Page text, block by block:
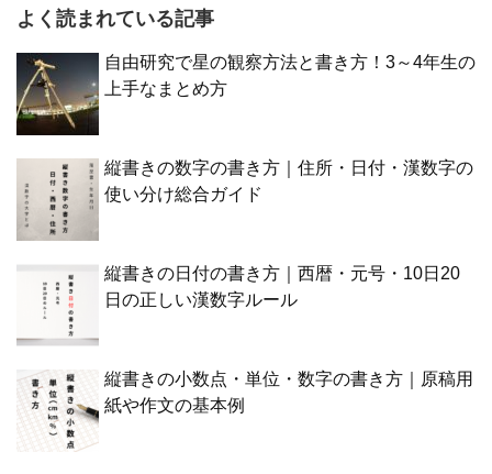
よく読まれている記事
自由研究で星の観察方法と書き方！3～4年生の
上手なまとめ方
縦書きの数字の書き方｜住所・日付・漢数字の
使い分け総合ガイド
縦書きの日付の書き方｜西暦・元号・10日20
日の正しい漢数字ルール
縦書きの小数点・単位・数字の書き方｜原稿用
紙や作文の基本例